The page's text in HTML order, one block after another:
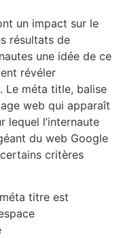
un impact sur le
résultats de
une idée de ce
révéler
Le méta title, balise
web qui apparaît
lequel l’internaute
du web Google
critères
titre est